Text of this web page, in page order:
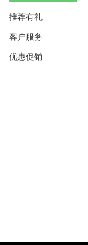
推荐有礼
客户服务
优惠促销